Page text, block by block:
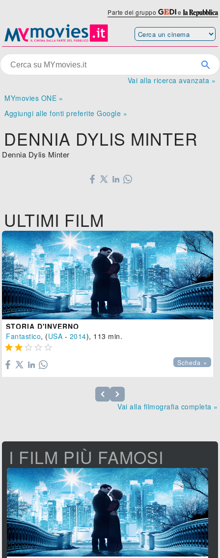
Parte del gruppo e
Vai alla ricerca avanzata »
MYmovies ONE »
Aggiungi alle fonti preferite Google »
DENNIA DYLIS MINTER
Dennia Dylis Minter
ULTIMI FILM
STORIA D'INVERNO
Fantastico, (USA - 2014), 113 min.
    
Scheda »
Vai alla filmografia completa »
I FILM PIÙ FAMOSI